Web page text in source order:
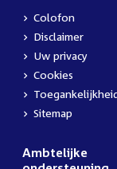
Colofon
Disclaimer
Uw privacy
Cookies
Sitemap
Ambtelijke